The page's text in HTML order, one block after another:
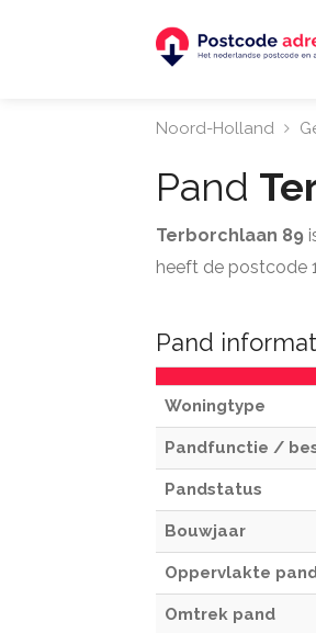
Noord-Holland
Pand
Terborchlaan 89
heeft de postcode
Pand
Woningtype
Pandfunctie /
Pandstatus
Bouwjaar
Oppervlakte
Omtrek pand